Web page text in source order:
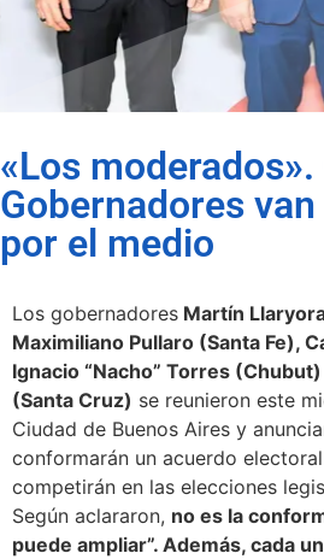
«Los
Gobernadores
por el medio
Los gobernadores Martín
Maximiliano Pullaro (Santa Fe),
Ignacio “Nacho” Torres
(Santa Cruz) se reunieron este
Ciudad de Buenos Aires y
conformarán un acuerdo
competirán en las elecciones
Según aclararon, no es la
puede ampliar”. Además, cada